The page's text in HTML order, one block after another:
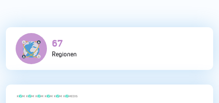
149
Regionen